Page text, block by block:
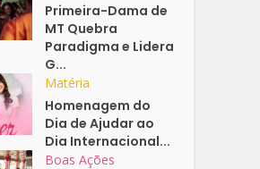
Primeira-Dama de
MT Quebra
Paradigma e Lidera
G...
Matéria
Homenagem do
Dia de Ajudar ao
Dia Internacional...
Boas Ações